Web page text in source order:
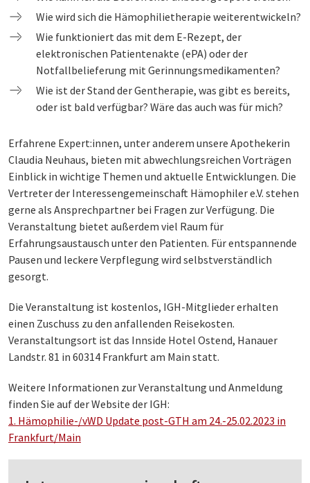
Wie wird sich die Hämophilietherapie weiterentwickeln?
Wie funktioniert das mit dem E-Rezept, der
elektronischen Patientenakte (ePA) oder der
Notfallbelieferung mit Gerinnungsmedikamenten?
Wie ist der Stand der Gentherapie, was gibt es bereits,
oder ist bald verfügbar? Wäre das auch was für mich?
Erfahrene Expert:innen, unter anderem unsere Apothekerin
Claudia Neuhaus, bieten mit abwechlungsreichen Vorträgen
Einblick in wichtige Themen und aktuelle Entwicklungen. Die
Vertreter der Interessengemeinschaft Hämophiler e.V. stehen
gerne als Ansprechpartner bei Fragen zur Verfügung. Die
Veranstaltung bietet außerdem viel Raum für
Erfahrungsaustausch unter den Patienten. Für entspannende
Pausen und leckere Verpflegung wird selbstverständlich
gesorgt.
Die Veranstaltung ist kostenlos, IGH-Mitglieder erhalten
einen Zuschuss zu den anfallenden Reisekosten.
Veranstaltungsort ist das Innside Hotel Ostend, Hanauer
Landstr. 81 in 60314 Frankfurt am Main statt.
Weitere Informationen zur Veranstaltung und Anmeldung
finden Sie auf der Website der IGH:
1. Hämophilie-/vWD Update post-GTH am 24.-25.02.2023 in
Frankfurt/Main